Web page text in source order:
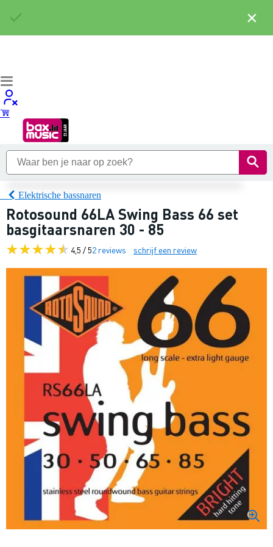
Elektrische bassnaren
Rotosound 66LA Swing Bass 66 set
basgitaarsnaren 30 - 85
4,5 / 52 reviews schrijf een review
×